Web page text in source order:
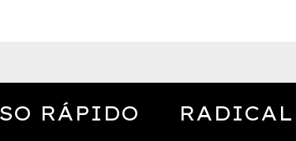
RÁPIDO RADICAL